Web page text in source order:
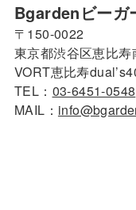
Bgardenビーガ
〒150-0022
東京都渋谷区恵比
VORT恵比寿
TEL： 03-6451-0548
MAIL：